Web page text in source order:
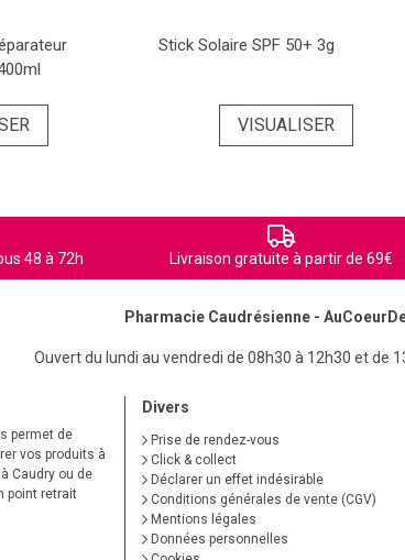
Stick Solaire SPF 50+ 3g
VISUALISER
48 à 72h Livraison gratuite à partir de 69€
Pharmacie Caudrésienne -
Ouvert du lundi au vendredi de 08h30 à 12h30 et de
permet de
vos produits à
Caudry ou de
point retrait
Divers
Prise de rendez-vous
Click & collect
Déclarer un effet indésirable
Conditions générales de vente (CGV)
Mentions légales
Données personnelles